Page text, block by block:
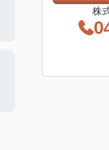
株